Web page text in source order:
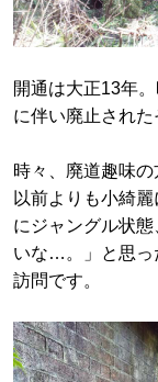
開通は大正13年
に伴い廃止された
時々、廃道趣味の
以前よりも小綺
にジャングル状
いな…。」と思っ
訪問です。